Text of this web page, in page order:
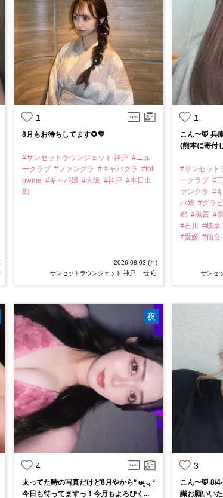
1
8月もお待ちしてます🌻💛
#サンセットラウンジェット 神戸 #ニュ
ークラブ #ファンクラ #キャバクラ #foll
owme #キャバ嬢 #大阪 #神戸 #本日出
勤
2026.08.03 (月)
サンセットラウンジェット 神戸
せら
1
こん〜🦊 兵
(熊本に寄付
#サンセット
ークラブ #
ァンクラ #
バ嬢 #グラ
都 #滋賀 #
#石川
#岐阜
#愛媛 #仙台
サンセ
4
夜
太ってた時の写真だけど8月やからᐡ ɞ̴̶̷ ̫ ᴗ̤ ᐡ
今日も待ってますっ！今月もよろぴく...
3
こん〜🦊 8/
識お願いい